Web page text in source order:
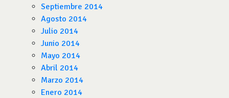
Septiembre 2014
Agosto 2014
Julio 2014
Junio 2014
Mayo 2014
Abril 2014
Marzo 2014
Enero 2014